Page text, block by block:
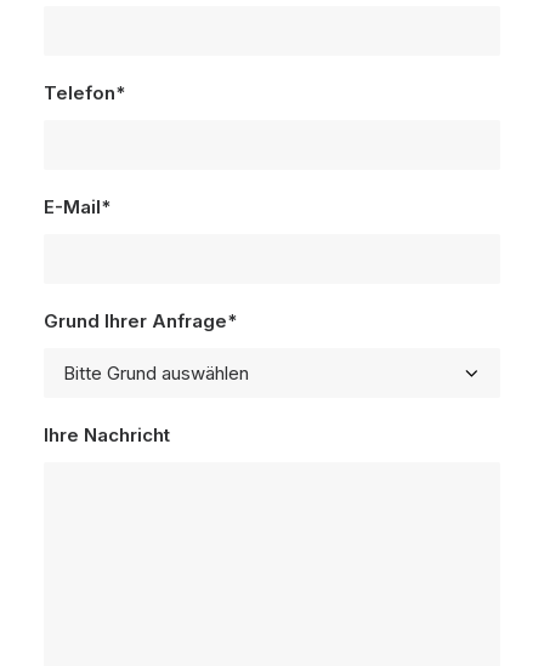
Telefon*
E-Mail*
Grund Ihrer Anfrage*
Ihre Nachricht